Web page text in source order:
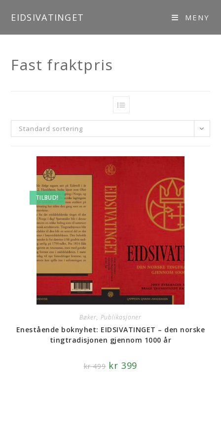
EIDSIVATINGET MENY
Fast fraktpris
Standard sortering
TILBUD!
Bøker, Publikasjoner
Enestående boknyhet: EIDSIVATINGET – den norske
tingtradisjonen gjennom 1000 år
kr499 kr 399